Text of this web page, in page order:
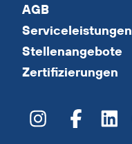
AGB
Serviceleistungen
Stellenangebote
Zertifizierungen